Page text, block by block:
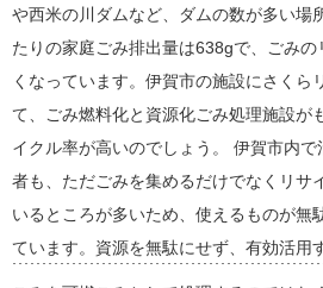
や西米の川ダムなど、ダムの数が多い場
たりの家庭ごみ排出量は638gで、ごみ
くなっています。伊賀市の施設にさくら
て、ごみ燃料化と資源化ごみ処理施設が
イクル率が高いのでしょう。 伊賀市内
者も、ただごみを集めるだけでなくリサ
いるところが多いため、使えるものが無
ています。資源を無駄にせず、有効活用